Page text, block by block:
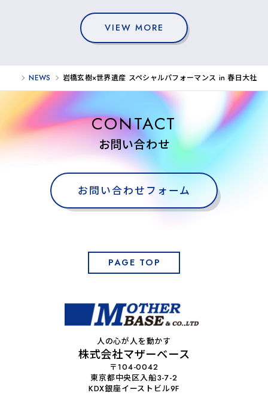
VIEW MORE
NEWS 岩橋玄樹×世界遺産 スペシャルパフォーマンス in 春日大社
CONTACT
お問い合わせ
お問い合わせフォーム
PAGE TOP
人の心が人を動かす
株式会社マザーベース
〒104-0042
東京都中央区入船3-7-2
KDX銀座イーストビル9F